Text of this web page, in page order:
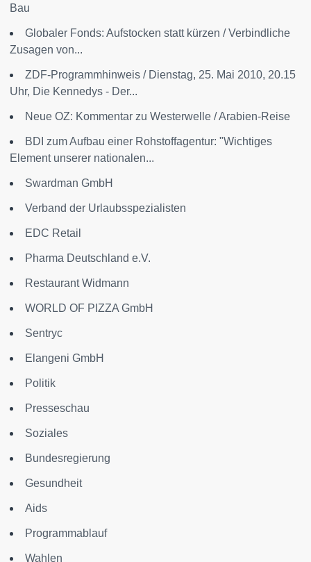
Bau
Globaler Fonds: Aufstocken statt kürzen / Verbindliche
Zusagen von...
ZDF-Programmhinweis / Dienstag, 25. Mai 2010, 20.15
Uhr, Die Kennedys - Der...
Neue OZ: Kommentar zu Westerwelle / Arabien-Reise
BDI zum Aufbau einer Rohstoffagentur: "Wichtiges
Element unserer nationalen...
Swardman GmbH
Verband der Urlaubsspezialisten
EDC Retail
Pharma Deutschland e.V.
Restaurant Widmann
WORLD OF PIZZA GmbH
Sentryc
Elangeni GmbH
Politik
Presseschau
Soziales
Bundesregierung
Gesundheit
Aids
Programmablauf
Wahlen